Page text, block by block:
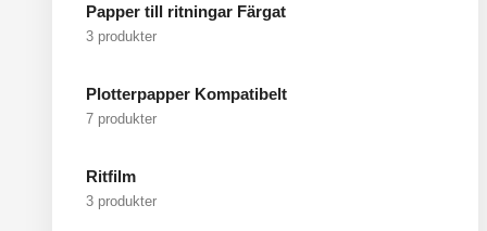
Papper till ritningar Färgat
3 produkter
Plotterpapper Kompatibelt
7 produkter
Ritfilm
3 produkter